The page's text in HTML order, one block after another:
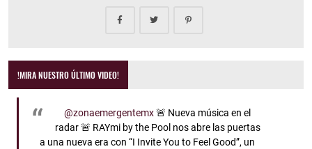
!MIRA NUESTRO ÚLTIMO VIDEO!
@zonaemergentemx🚨 Nueva música en el
radar 🚨 RAYmi by the Pool nos abre las puertas
a una nueva era con “I Invite You to Feel Good”, un